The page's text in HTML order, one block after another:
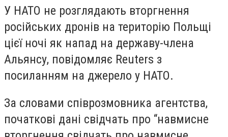
У НАТО не розглядають вторгнення
російських дронів на територію Польщі
цієї ночі як напад на державу-члена
Альянсу, повідомляє Reuters з
посиланням на джерело у НАТО.
За словами співрозмовника агентства,
початкові дані свідчать про “навмисне